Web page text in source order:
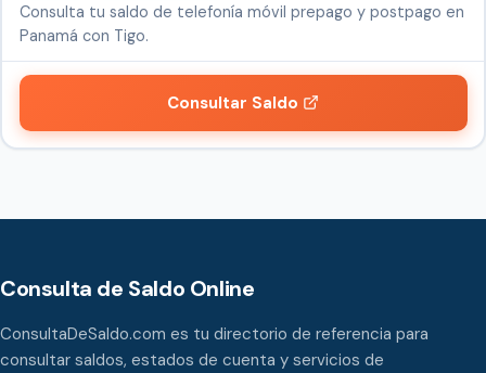
Consulta tu saldo de telefonía móvil prepago y postpago en
Panamá con Tigo.
Consultar Saldo
Consulta de Saldo Online
ConsultaDeSaldo.com es tu directorio de referencia para
consultar saldos, estados de cuenta y servicios de